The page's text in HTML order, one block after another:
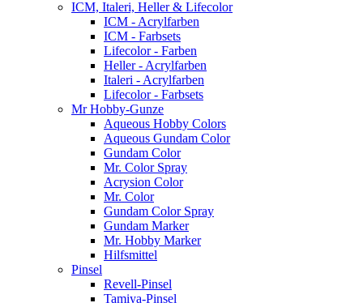
ICM, Italeri, Heller & Lifecolor
ICM - Acrylfarben
ICM - Farbsets
Lifecolor - Farben
Heller - Acrylfarben
Italeri - Acrylfarben
Lifecolor - Farbsets
Mr Hobby-Gunze
Aqueous Hobby Colors
Aqueous Gundam Color
Gundam Color
Mr. Color Spray
Acrysion Color
Mr. Color
Gundam Color Spray
Gundam Marker
Mr. Hobby Marker
Hilfsmittel
Pinsel
Revell-Pinsel
Tamiya-Pinsel